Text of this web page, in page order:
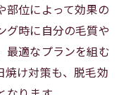
部位によって効果の
グ時に自分の毛質や
最適なプランを組む
焼け対策も、脱毛効